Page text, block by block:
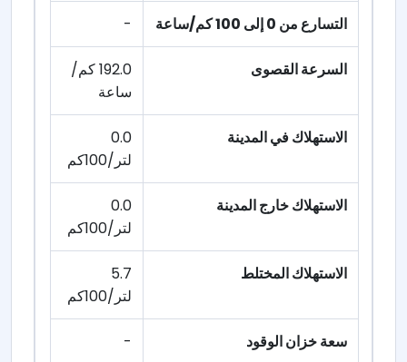
التسارع من 0 إلى 100 كم/ساعة -
السرعة القصوى
192.0 كم/
ساعة
الاستهلاك في المدينة
0.0
لتر/100كم
الاستهلاك خارج المدينة
0.0
لتر/100كم
الاستهلاك المختلط
5.7
لتر/100كم
سعة خزان الوقود -